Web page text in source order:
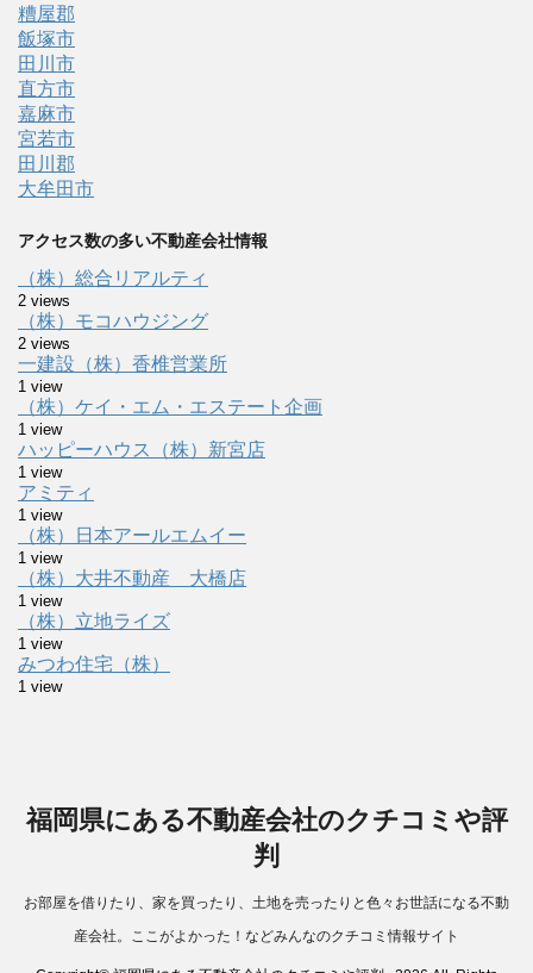
糟屋郡
飯塚市
田川市
直方市
嘉麻市
宮若市
田川郡
大牟田市
アクセス数の多い不動産会社情報
（株）総合リアルティ
2 views
（株）モコハウジング
2 views
一建設（株）香椎営業所
1 view
（株）ケイ・エム・エステート企画
1 view
ハッピーハウス（株）新宮店
1 view
アミティ
1 view
（株）日本アールエムイー
1 view
（株）大井不動産 大橋店
1 view
（株）立地ライズ
1 view
みつわ住宅（株）
1 view
福岡県にある不動産会社のクチコミや評
判
お部屋を借りたり、家を買ったり、土地を売ったりと色々お世話になる不動
産会社。ここがよかった！などみんなのクチコミ情報サイト